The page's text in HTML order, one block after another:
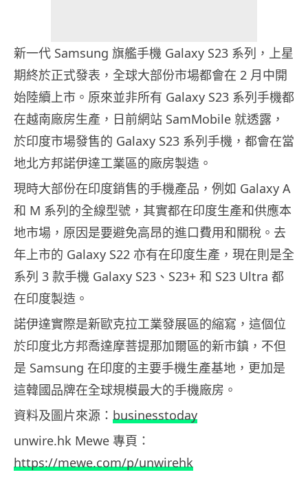
新一代 Samsung 旗艦手機 Galaxy S23 系列，上星
期終於正式發表，全球大部份市場都會在 2 月中開
始陸續上市。原來並非所有 Galaxy S23 系列手機都
在越南廠房生產，日前網站 SamMobile 就透露，
於印度市場發售的 Galaxy S23 系列手機，都會在當
地北方邦諾伊達工業區的廠房製造。
現時大部份在印度銷售的手機產品，例如 Galaxy A
和 M 系列的全線型號，其實都在印度生產和供應本
地市場，原因是要避免高昂的進口費用和關稅。去
年上市的 Galaxy S22 亦有在印度生產，現在則是全
系列 3 款手機 Galaxy S23、S23+ 和 S23 Ultra 都
在印度製造。
諾伊達實際是新歐克拉工業發展區的縮寫，這個位
於印度北方邦喬達摩菩提那加爾區的新市鎮，不但
是 Samsung 在印度的主要手機生產基地，更加是
這韓國品牌在全球規模最大的手機廠房。
資料及圖片來源： businesstoday
unwire.hk Mewe 專頁：
https://mewe.com/p/unwirehk